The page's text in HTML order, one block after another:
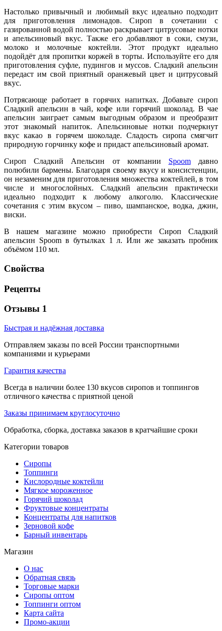
Настолько привычный и любимый вкус идеально подходит
для приготовления лимонадов. Сироп в сочетании с
газированной водой полностью раскрывает цитрусовые нотки
и апельсиновый вкус. Также его добавляют в соки, смузи,
молоко и молочные коктейли. Этот продукт идеально
подойдёт для пропитки коржей в торты. Используйте его для
приготовления суфле, пудингов и муссов. Сладкий апельсин
передаст им свой приятный оранжевый цвет и цитрусовый
вкус.
Потрясающе работает в горячих напитках. Добавьте сироп
Сладкий апельсин в чай, кофе или горячий шоколад. В чае
апельсин заиграет самым выгодным образом и преобразит
этот знакомый напиток. Апельсиновые нотки подчеркнут
вкус какао в горячем шоколаде. Сладость сиропа смягчит
природную горчинку кофе и придаст апельсиновый аромат.
Сироп Сладкий Апельсин от компании Spoomдавно
полюбили бармены. Благодаря своему вкусу и консистенции,
он незаменим для приготовления множества коктейлей, в том
числе и многослойных. Сладкий апельсин практически
идеально подходит к любому алкоголю. Классические
сочетания с этим вкусом – пиво, шампанское, водка, джин,
виски.
В нашем магазине можно приобрести Сироп Сладкий
апельсин Spoom в бутылках 1 л. Или же заказать пробник
объёмом 110 мл.
Свойства
Рецепты
Отзывы 1
Быстрая и надёжная доставка
Отправляем заказы по всей России транспортными
компаниями и курьерами
Гарантия качества
Всегда в наличии более 130 вкусов сиропов и топпингов
отличного качества с приятной ценой
Заказы принимаем круглосуточно
Обработка, сборка, доставка заказов в кратчайшие сроки
Категории товаров
Сиропы
Топпинги
Кислородные коктейли
Мягкое мороженное
Горячий шоколад
Фруктовые концентраты
Концентраты для напитков
Зерновой кофе
Барный инвентарь
Магазин
О нас
Обратная связь
Торговые марки
Сиропы оптом
Топпинги оптом
Карта сайта
Промо-акции